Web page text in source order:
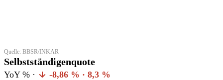
Quelle: BBSR/INKAR
Selbstständigenquote
YoY % · -8,86 % · 8,3 %